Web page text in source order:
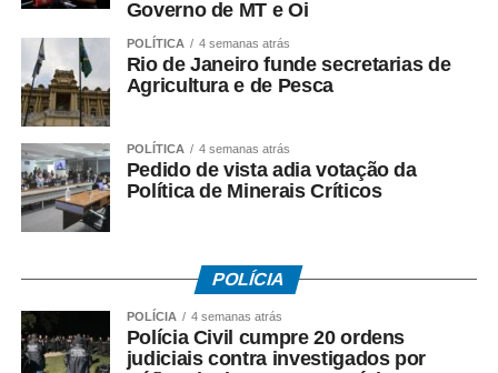
valores envolvidos;
– *O fluxo dos recursos públicos precisa ser esclarecido*
pelas autoridades responsáveis.
O ex-governador destacou ainda que as medidas
cautelares da Operação Heritage foram autorizadas pelo
Supremo Tribunal Federal após manifestação da
Procuradoria-Geral da República.
A Operação Heritage apura se houve irregularidades na
acordo com a Oi.
Governo de MT e Oi
POLÍTICA 4 semanas atrás
Rio de Janeiro funde secretarias de
Agricultura e de Pesca
POLÍTICA 4 semanas atrás
Pedido de vista adia votação da
Política de Minerais Críticos
POLÍCIA
POLÍCIA 4 semanas atrás
Polícia Civil cumpre 20 ordens
judiciais contra investigados por